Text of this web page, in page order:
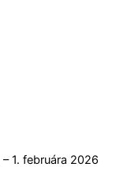
– 1. februára 2026